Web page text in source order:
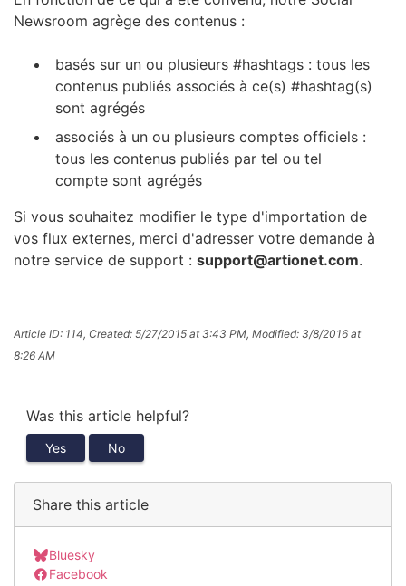
Newsroom agrège des contenus :
basés sur un ou plusieurs #hashtags : tous les
contenus publiés associés à ce(s) #hashtag(s)
sont agrégés
associés à un ou plusieurs comptes officiels :
tous les contenus publiés par tel ou tel
compte sont agrégés
Si vous souhaitez modifier le type d'importation de
vos flux externes, merci d'adresser votre demande à
notre service de support : support@artionet.com.
Article ID: 114, Created: 5/27/2015 at 3:43 PM, Modified: 3/8/2016 at
8:26 AM
Was this article helpful?
Yes No
Share this article
Bluesky
Facebook